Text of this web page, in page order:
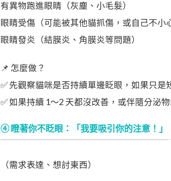
有異物跑進眼睛（灰塵、小毛髮）
眼睛受傷（可能被其他貓抓傷，或自己不小
眼睛發炎（結膜炎、角膜炎等問題）
📌 怎麼做？
✅ 先觀察貓咪是否持續單邊眨眼，如果只是
✅ 如果持續 1～2 天都沒改善，或伴隨分泌
④ 瞪著你不眨眼：「我要吸引你的注意！」
（需求表達、想討東西）